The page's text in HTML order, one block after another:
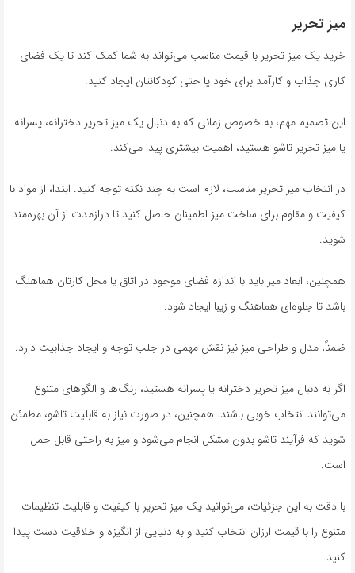
میز تحریر
خرید یک میز تحریر با قیمت مناسب می‌تواند به شما کمک کند تا یک فضای
کاری جذاب و کارآمد برای خود یا حتی کودکانتان ایجاد کنید.
این تصمیم مهم، به خصوص زمانی که به دنبال یک میز تحریر دخترانه، پسرانه
یا میز تحریر تاشو هستید، اهمیت بیشتری پیدا می‌کند.
در انتخاب میز تحریر مناسب، لازم است به چند نکته توجه کنید. ابتدا، از مواد با
کیفیت و مقاوم برای ساخت میز اطمینان حاصل کنید تا درازمدت از آن بهره‌مند
شوید.
همچنین، ابعاد میز باید با اندازه فضای موجود در اتاق یا محل کارتان هماهنگ
باشد تا جلوه‌ای هماهنگ و زیبا ایجاد شود.
ضمناً، مدل و طراحی میز نیز نقش مهمی در جلب توجه و ایجاد جذابیت دارد.
اگر به دنبال میز تحریر دخترانه یا پسرانه هستید، رنگ‌ها و الگوهای متنوع
می‌توانند انتخاب خوبی باشند. همچنین، در صورت نیاز به قابلیت تاشو، مطمئن
شوید که فرآیند تاشو بدون مشکل انجام می‌شود و میز به راحتی قابل حمل
است.
با دقت به این جزئیات، می‌توانید یک میز تحریر با کیفیت و قابلیت تنظیمات
متنوع را با قیمت ارزان انتخاب کنید و به دنیایی از انگیزه و خلاقیت دست پیدا
کنید.